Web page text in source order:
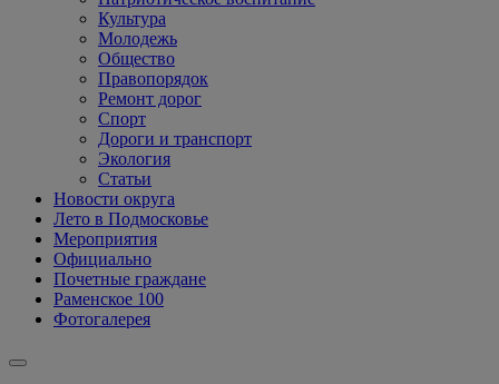
Культура
Молодежь
Общество
Правопорядок
Ремонт дорог
Спорт
Дороги и транспорт
Экология
Статьи
Новости округа
Лето в Подмосковье
Мероприятия
Официально
Почетные граждане
Раменское 100
Фотогалерея